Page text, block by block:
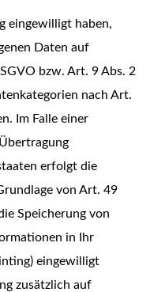
eingewilligt haben,
Daten auf
bzw. Art. 9 Abs. 2
nach Art.
Im Falle einer
erfolgt die
von Art. 49
Speicherung von
in Ihr
eingewilligt
zusätzlich auf